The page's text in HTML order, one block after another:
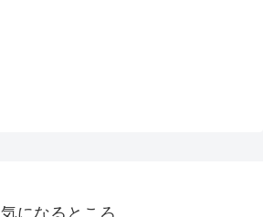
気になるところ